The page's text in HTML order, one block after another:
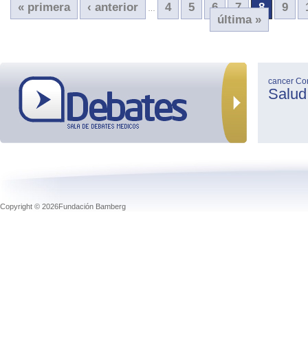
« primera ‹ anterior 4 5 6 7 8 9
última »
cancer
Salud
Copyright © 2026Fundación Bamberg